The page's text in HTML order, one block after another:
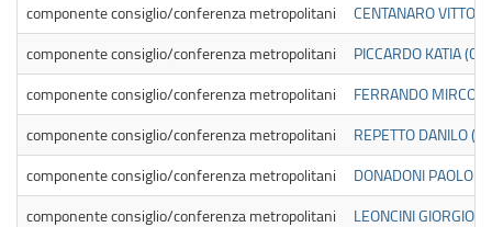
componente consiglio/conferenza metropolitani
CENTANARO
componente consiglio/conferenza metropolitani
PICCARDO KATIA
componente consiglio/conferenza metropolitani
FERRANDO
componente consiglio/conferenza metropolitani
REPETTO DANILO
componente consiglio/conferenza metropolitani
DONADONI
componente consiglio/conferenza metropolitani
LEONCINI